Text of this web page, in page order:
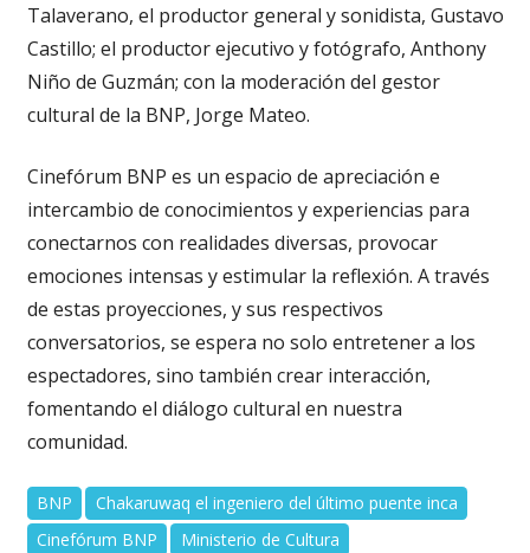
Talaverano, el productor general y sonidista, Gustavo
Castillo; el productor ejecutivo y fotógrafo, Anthony
Niño de Guzmán; con la moderación del gestor
cultural de la BNP, Jorge Mateo.
Cinefórum BNP es un espacio de apreciación e
intercambio de conocimientos y experiencias para
conectarnos con realidades diversas, provocar
emociones intensas y estimular la reflexión. A través
de estas proyecciones, y sus respectivos
conversatorios, se espera no solo entretener a los
espectadores, sino también crear interacción,
fomentando el diálogo cultural en nuestra
comunidad.
BNP
Chakaruwaq el ingeniero del último puente inca
Cinefórum BNP
Ministerio de Cultura